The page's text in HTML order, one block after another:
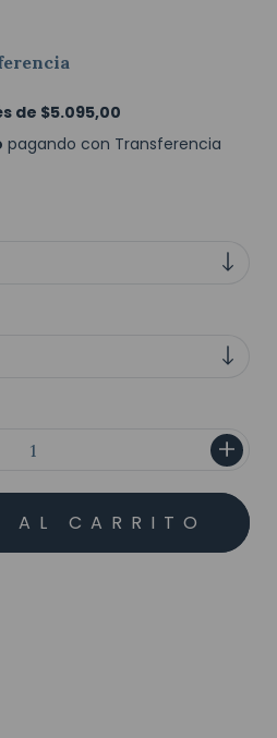
de $5.095,00
pagando con Transferencia